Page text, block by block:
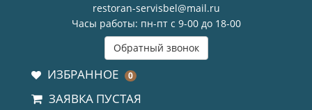
restoran-servisbel@mail.ru
Часы работы: пн-пт с 9-00 до 18-00
Обратный звонок
ИЗБРАННОЕ 0
ЗАЯВКА ПУСТАЯ